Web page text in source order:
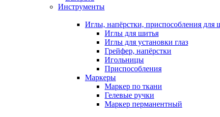
Инструменты
Иглы, напёрстки, приспособления для
Иглы для шитья
Иглы для установки глаз
Грейфер, напёрстки
Игольницы
Приспособления
Маркеры
Маркер по ткани
Гелевые ручки
Маркер перманентный